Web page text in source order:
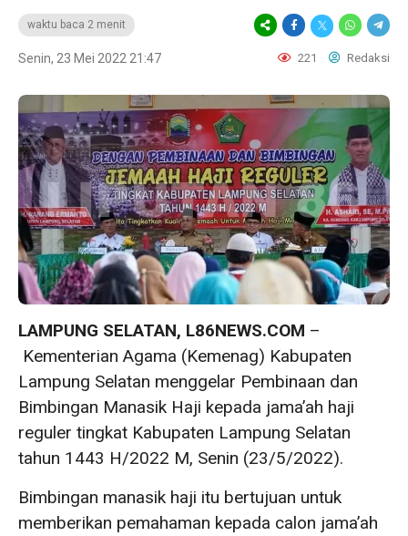
waktu baca 2 menit
Senin, 23 Mei 2022 21:47 221 Redaksi
LAMPUNG SELATAN, L86NEWS.COM –
Kementerian Agama (Kemenag) Kabupaten
Lampung Selatan menggelar Pembinaan dan
Bimbingan Manasik Haji kepada jama’ah haji
reguler tingkat Kabupaten Lampung Selatan
tahun 1443 H/2022 M, Senin (23/5/2022).
Bimbingan manasik haji itu bertujuan untuk
memberikan pemahaman kepada calon jama’ah